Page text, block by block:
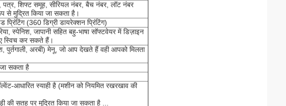
पत्र, शिफ्ट समूह, सीरियल नंबर, बैच नंबर, लॉट नंबर
से मुद्रित किया जा सकता है।
प्रिंटिंग (360 डिग्री डायरेक्शन प्रिंटिंग)
स्पेनिश, जापानी सहित बहु-भाषा सॉफ्टवेयर में डिज़ाइन
स्विच कर सकते हैं।
पुर्तगाली, अरबी) मेनू, जो आप देखते हैं वही आपको मिलता
सकता है
आधारित स्याही है (मशीन को नियमित रखरखाव की
की सतह पर मुद्रित किया जा सकता है ...